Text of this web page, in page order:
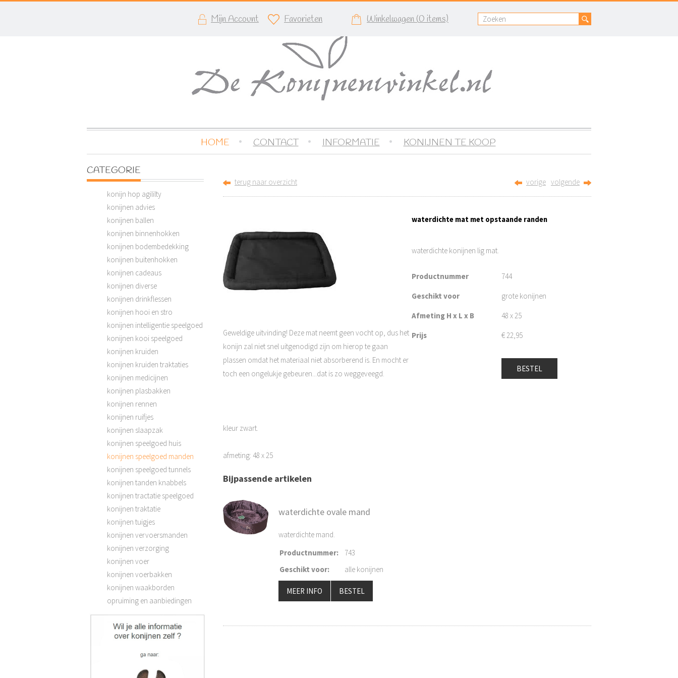
Mijn Account Favorieten Winkelwagen (0 items)
HOME CONTACT INFORMATIE KONIJNEN TE KOOP
CATEGORIE
konijn hop agililty
konijnen advies
konijnen ballen
konijnen binnenhokken
konijnen bodembedekking
konijnen buitenhokken
konijnen cadeaus
konijnen diverse
konijnen drinkflessen
konijnen hooi en stro
konijnen intelligentie speelgoed
konijnen kooi speelgoed
konijnen kruiden
konijnen kruiden traktaties
konijnen medicijnen
konijnen plasbakken
konijnen rennen
konijnen ruifjes
konijnen slaapzak
konijnen speelgoed huis
konijnen speelgoed manden
konijnen speelgoed tunnels
konijnen tanden knabbels
konijnen tractatie speelgoed
konijnen traktatie
konijnen tuigjes
konijnen vervoersmanden
konijnen verzorging
konijnen voer
konijnen voerbakken
konijnen waakborden
opruiming en aanbiedingen
terug naar overzicht vorige volgende
waterdichte mat met opstaande randen
waterdichte konijnen lig mat.
Productnummer 744
Geschikt voor grote konijnen
Afmeting H x L x B 48 x 25
Prijs €22,95
BESTEL
Geweldige uitvinding! Deze mat neemt geen vocht op, dus het
konijn zal niet snel uitgenodigd zijn om hierop te gaan
plassen omdat het materiaal niet absorberend is. En mocht er
toch een ongelukje gebeuren...dat is zo weggeveegd.
kleur zwart.
afmeting: 48 x 25
Bijpassende artikelen
waterdichte ovale mand
waterdichte mand.
Productnummer:
743
Geschikt voor: alle konijnen
MEER INFO BESTEL